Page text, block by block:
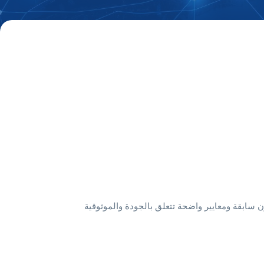
سابقة ومعايير واضحة تتعلق بالجودة والموثوقية